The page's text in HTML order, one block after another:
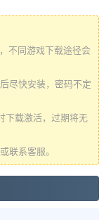
不同游戏下载途径会
尽快安装，密码不定
下载激活，过期将无
联系客服。